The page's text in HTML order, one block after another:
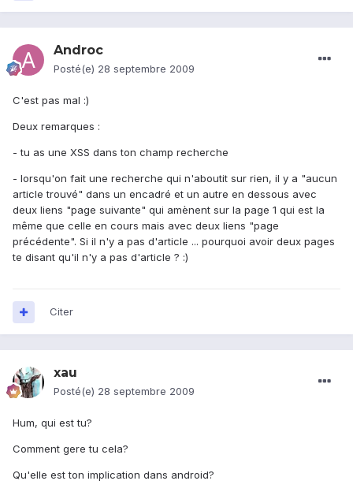
Androc
Posté(e) 28 septembre 2009
C'est pas mal :)
Deux remarques :
- tu as une XSS dans ton champ recherche
- lorsqu'on fait une recherche qui n'aboutit sur rien, il y a "aucun
article trouvé" dans un encadré et un autre en dessous avec
deux liens "page suivante" qui amènent sur la page 1 qui est la
même que celle en cours mais avec deux liens "page
précédente". Si il n'y a pas d'article ... pourquoi avoir deux pages
te disant qu'il n'y a pas d'article ? :)
Citer
xau
Posté(e) 28 septembre 2009
Hum, qui est tu?
Comment gere tu cela?
Qu'elle est ton implication dans android?